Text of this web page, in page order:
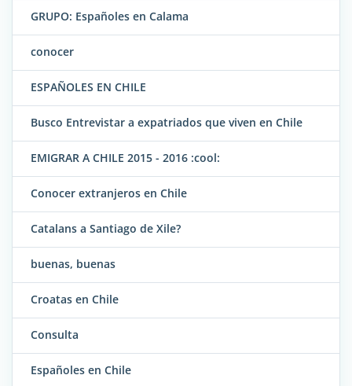
GRUPO: Españoles en Calama
conocer
ESPAÑOLES EN CHILE
Busco Entrevistar a expatriados que viven en Chile
EMIGRAR A CHILE 2015 - 2016 :cool:
Conocer extranjeros en Chile
Catalans a Santiago de Xile?
buenas, buenas
Croatas en Chile
Consulta
Españoles en Chile